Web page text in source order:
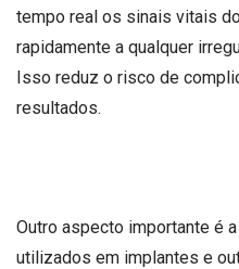
tempo real os sinais vitais
rapidamente a qualquer
Isso reduz o risco de
resultados.
Outro aspecto importante é
utilizados em implantes e